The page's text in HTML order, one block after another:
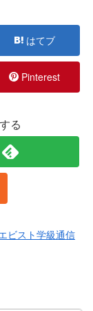
はてブ
Pinterest
る
ビスト学級通信